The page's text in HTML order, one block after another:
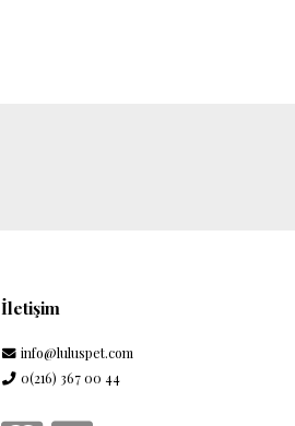
İletişim
info@luluspet.com
0(216) 367 00 44